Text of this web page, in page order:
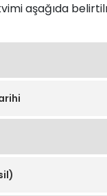
aşağıda